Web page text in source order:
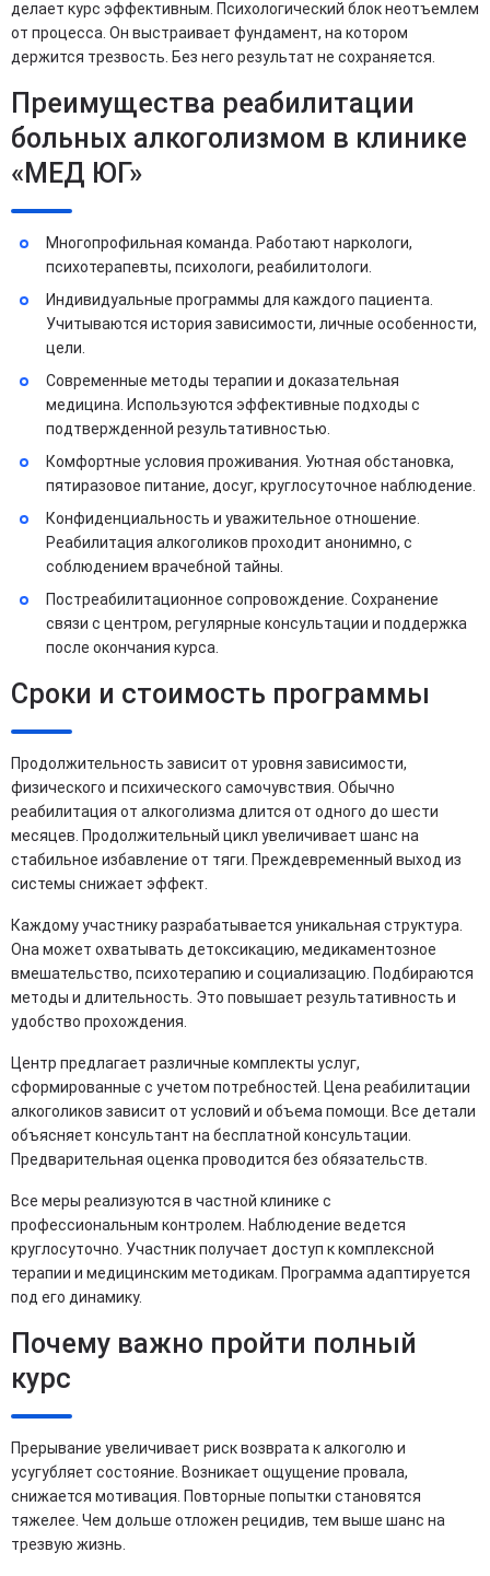
делает курс эффективным. Психологический блок неотъемлем
от процесса. Он выстраивает фундамент, на котором
держится трезвость. Без него результат не сохраняется.
Преимущества реабилитации
больных алкоголизмом в клинике
«МЕД ЮГ»
Многопрофильная команда. Работают наркологи,
психотерапевты, психологи, реабилитологи.
Индивидуальные программы для каждого пациента.
Учитываются история зависимости, личные особенности,
цели.
Современные методы терапии и доказательная
медицина. Используются эффективные подходы с
подтвержденной результативностью.
Комфортные условия проживания. Уютная обстановка,
пятиразовое питание, досуг, круглосуточное наблюдение.
Конфиденциальность и уважительное отношение.
Реабилитация алкоголиков проходит анонимно, с
соблюдением врачебной тайны.
Постреабилитационное сопровождение. Сохранение
связи с центром, регулярные консультации и поддержка
после окончания курса.
Сроки и стоимость программы
Продолжительность зависит от уровня зависимости,
физического и психического самочувствия. Обычно
реабилитация от алкоголизма длится от одного до шести
месяцев. Продолжительный цикл увеличивает шанс на
стабильное избавление от тяги. Преждевременный выход из
системы снижает эффект.
Каждому участнику разрабатывается уникальная структура.
Она может охватывать детоксикацию, медикаментозное
вмешательство, психотерапию и социализацию. Подбираются
методы и длительность. Это повышает результативность и
удобство прохождения.
Центр предлагает различные комплекты услуг,
сформированные с учетом потребностей. Цена реабилитации
алкоголиков зависит от условий и объема помощи. Все детали
объясняет консультант на бесплатной консультации.
Предварительная оценка проводится без обязательств.
Все меры реализуются в частной клинике с
профессиональным контролем. Наблюдение ведется
круглосуточно. Участник получает доступ к комплексной
терапии и медицинским методикам. Программа адаптируется
под его динамику.
Почему важно пройти полный
курс
Прерывание увеличивает риск возврата к алкоголю и
усугубляет состояние. Возникает ощущение провала,
снижается мотивация. Повторные попытки становятся
тяжелее. Чем дольше отложен рецидив, тем выше шанс на
трезвую жизнь.